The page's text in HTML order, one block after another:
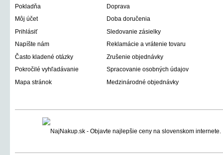
Pokladňa
Doprava
Môj účet
Doba doručenia
Prihlásiť
Sledovanie zásielky
Napíšte nám
Reklamácie a vrátenie tovaru
Často kladené otázky
Zrušenie objednávky
Pokročilé vyhľadávanie
Spracovanie osobných údajov
Mapa stránok
Medzinárodné objednávky